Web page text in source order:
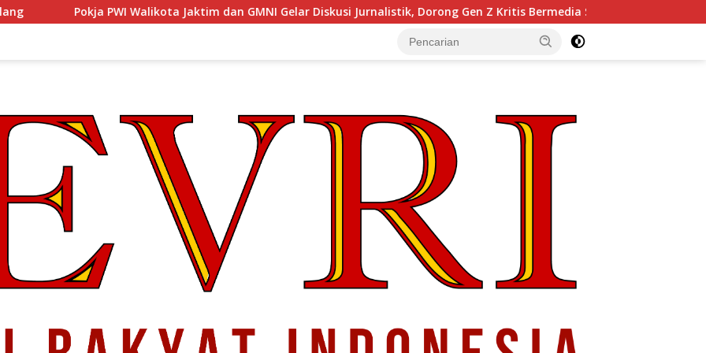
PWI Walikota Jaktim dan GMNI Gelar Diskusi Jurnalistik, Dorong Gen Z Kritis Bermedia Sosial Pendiri Beranda Ruang